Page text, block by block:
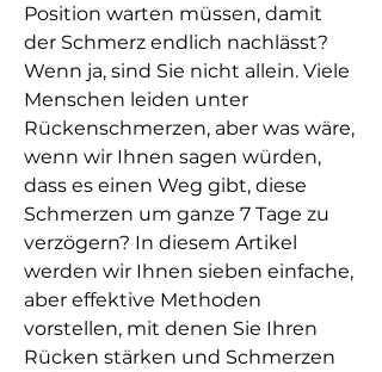
Position warten müssen, damit
der Schmerz endlich nachlässt?
Wenn ja, sind Sie nicht allein. Viele
Menschen leiden unter
Rückenschmerzen, aber was wäre,
wenn wir Ihnen sagen würden,
dass es einen Weg gibt, diese
Schmerzen um ganze 7 Tage zu
verzögern? In diesem Artikel
werden wir Ihnen sieben einfache,
aber effektive Methoden
vorstellen, mit denen Sie Ihren
Rücken stärken und Schmerzen